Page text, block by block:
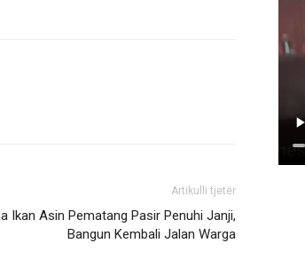
Artikulli tjetër
Ikan Asin Pematang Pasir Penuhi Janji,
Bangun Kembali Jalan Warga